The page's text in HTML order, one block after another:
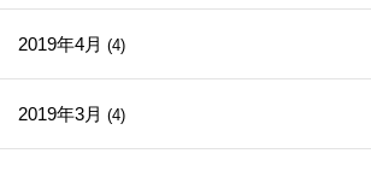
2019年4月 (4)
2019年3月 (4)